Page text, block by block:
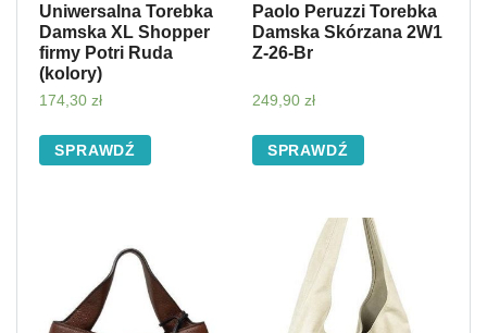
Uniwersalna Torebka
Damska XL Shopper
firmy Potri Ruda
(kolory)
174,30 zł
SPRAWDŹ
Paolo Peruzzi Torebka
Damska Skórzana 2W1
Z-26-Br
249,90 zł
SPRAWDŹ